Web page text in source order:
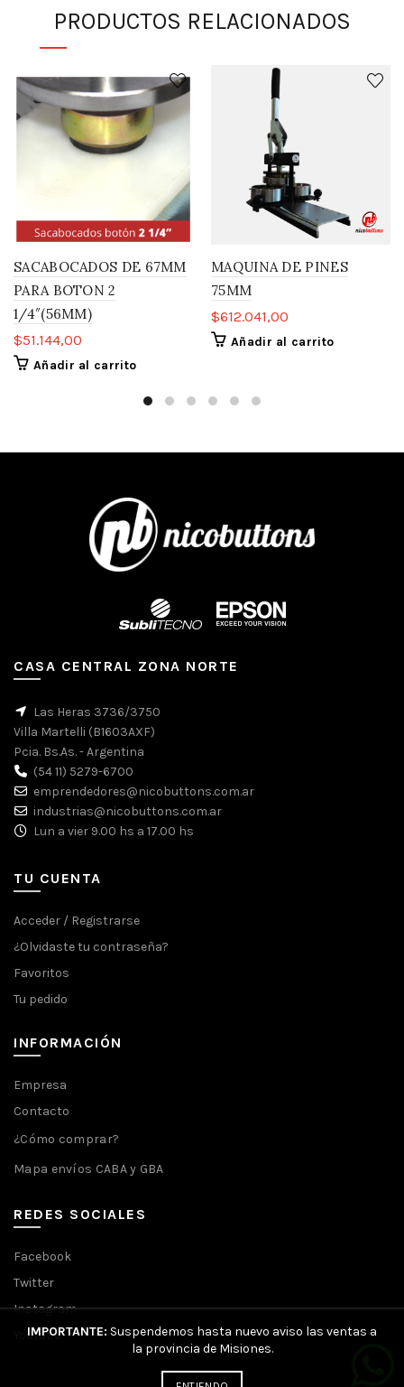
PRODUCTOS RELACIONADOS
SACABOCADOS DE 67MM
PARA BOTON 2
1/4″(56MM)
$51.144,00
Añadir al carrito
MAQUINA DE PINES
75MM
$612.041,00
Añadir al carrito
CASA CENTRAL ZONA NORTE
Las Heras 3736/3750
Villa Martelli (B1603AXF)
Pcia. Bs.As. - Argentina
(54 11) 5279-6700
emprendedores@nicobuttons.com.ar
industrias@nicobuttons.com.ar
Lun a vier 9.00 hs a 17.00 hs
TU CUENTA
Acceder / Registrarse
¿Olvidaste tu contraseña?
Favoritos
Tu pedido
INFORMACIÓN
Empresa
Contacto
¿Cómo comprar?
Mapa envíos CABA y GBA
REDES SOCIALES
Facebook
Twitter
Instagram
Youtube
IMPORTANTE: Suspendemos hasta nuevo aviso las ventas a
la provincia de Misiones.